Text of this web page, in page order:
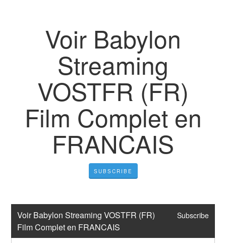
Voir Babylon
Streaming
VOSTFR (FR)
Film Complet en
FRANCAIS
SUBSCRIBE
Voir Babylon Streaming VOSTFR (FR)
Film Complet en FRANCAIS
Subscribe